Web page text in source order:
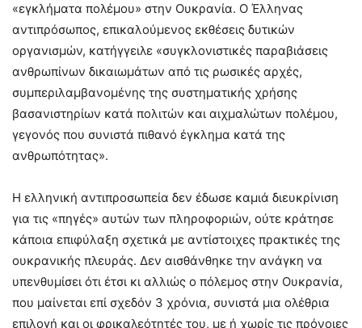
«εγκλήματα πολέμου» στην Ουκρανία. Ο Έλληνας
αντιπρόσωπος, επικαλούμενος εκθέσεις δυτικών
οργανισμών, κατήγγειλε «συγκλονιστικές παραβιάσεις
ανθρωπίνων δικαιωμάτων από τις ρωσικές αρχές,
συμπεριλαμβανομένης της συστηματικής χρήσης
βασανιστηρίων κατά πολιτών και αιχμαλώτων πολέμου,
γεγονός που συνιστά πιθανό έγκλημα κατά της
ανθρωπότητας».
Η ελληνική αντιπροσωπεία δεν έδωσε καμιά διευκρίνιση
για τις «πηγές» αυτών των πληροφοριών, ούτε κράτησε
κάποια επιφύλαξη σχετικά με αντίστοιχες πρακτικές της
ουκρανικής πλευράς. Δεν αισθάνθηκε την ανάγκη να
υπενθυμίσει ότι έτσι κι αλλιώς ο πόλεμος στην Ουκρανία,
που μαίνεται επί σχεδόν 3 χρόνια, συνιστά μια ολέθρια
επιλογή και οι φρικαλεότητές του, με ή χωρίς τις πρόνοιες